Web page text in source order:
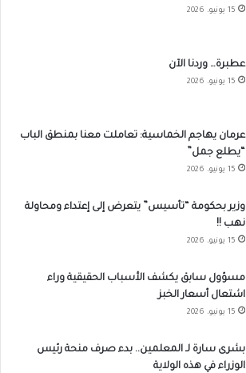
15 يونيو، 2026
عطبرة… وردنا الآن
15 يونيو، 2026
عرمان يهاجم الخماسية: تعاملت معنا بمنطق الباب
“يطلع جمل”
15 يونيو، 2026
وزير بحكومة “تأسيس” يتعرض إلى إعتداء ومحاولة
نهب !!
15 يونيو، 2026
مسؤول سابق يكشف الأسباب الحقيقية وراء
اشتعال أسعار الخبز
15 يونيو، 2026
بشرى سارة لـ المعلمين.. بدء صرف منحة رئيس
الوزراء في هذه الولاية